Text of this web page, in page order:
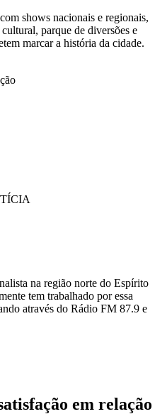
shows nacionais e regionais,
parque de diversões e
marcar a história da cidade.
na região norte do Espírito
tem trabalhado por essa
através do Rádio FM 87.9 e
em relação